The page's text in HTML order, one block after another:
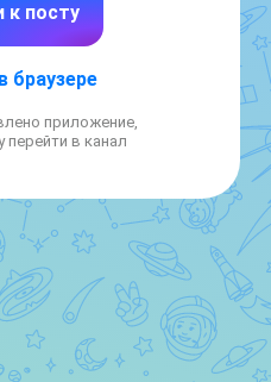
успехов,
самых смелых
в будущее с
в домах царят уют,
к посту
браузере
приложение,
в канал